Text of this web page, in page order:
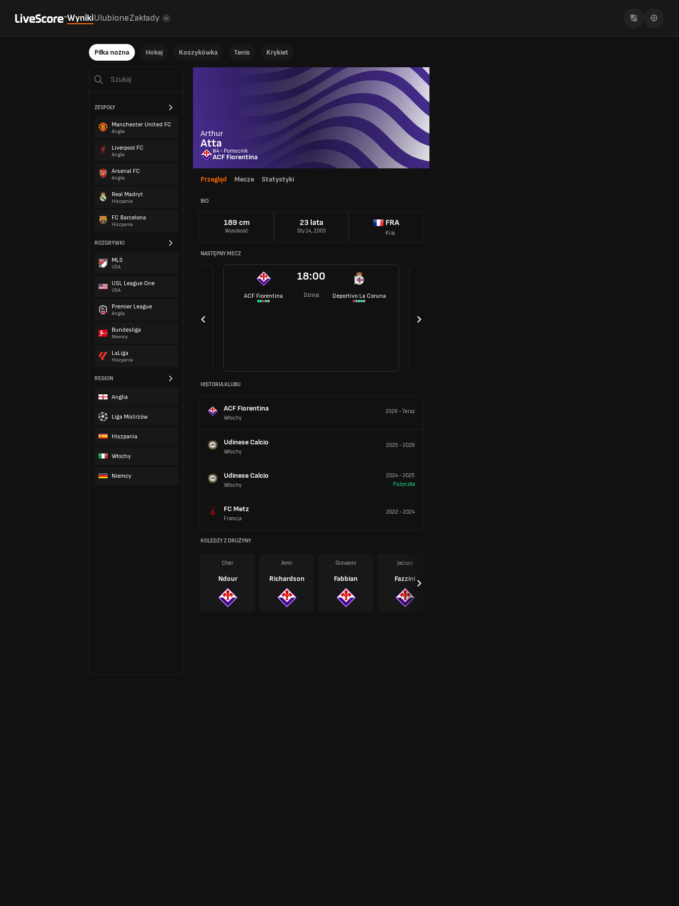
WynikiUlubioneZakłady
Piłka nożna Hokej Koszykówka Tenis Krykiet
ZESPOŁY
Manchester United FC
Anglia
Liverpool FC
Anglia
Arsenal FC
Anglia
Real Madryt
Hiszpania
FC Barcelona
Hiszpania
ROZGRYWKI
MLS
USA
USL League One
USA
Premier League
Anglia
Bundesliga
Niemcy
LaLiga
Hiszpania
REGION
Anglia
Liga Mistrzów
Hiszpania
Włochy
Niemcy
Arthur
Atta
#4 - Pomocnik
ACF Fiorentina
Przegląd Mecze Statystyki
BIO
189 cm
Wysokość
23 lata
Sty 14, 2003
FRA
Kraj
NASTĘPNY MECZ
ACF Fiorentina
18:00
Dzisiaj Deportivo La Coruna
HISTORIA KLUBU
ACF Fiorentina
Włochy
2026-Teraz
Udinese Calcio
Włochy
2025 -2026
Udinese Calcio
Włochy
2024-2025
Pożyczka
FC Metz
Francja
2022-2024
KOLEDZY Z DRUŻYNY
Cher
Ndour
Amir
Richardson
Giovanni
Fabbian
Jacopo
Fazzini